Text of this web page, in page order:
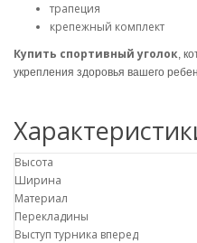
трапеция
крепежный комплект
Купить спортивный уголок,
укрепления здоровья вашего
Высота
Ширина
Материал
Перекладины
Выступ турника вперед